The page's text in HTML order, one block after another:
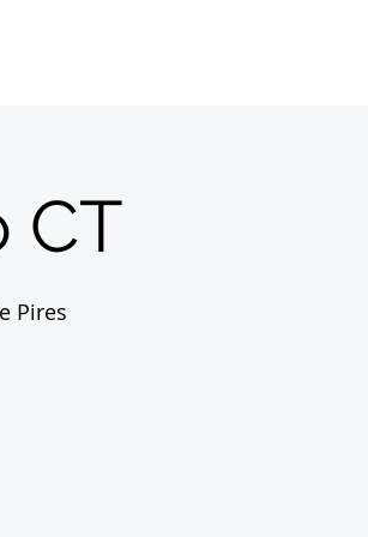
CT
Pires